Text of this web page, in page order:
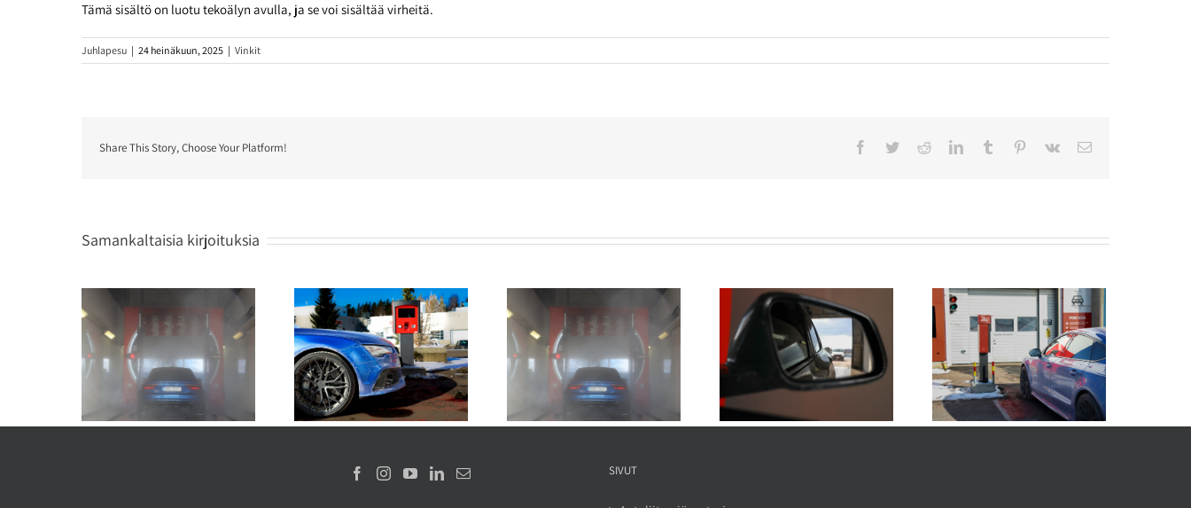
Tämä sisältö on luotu tekoälyn avulla, ja se voi sisältää virheitä.
Juhlapesu | 24 heinäkuun, 2025 | Vinkit
Share This Story, Choose Your Platform! Facebook
TwitterRedditLinkedInTumblr Pinterest
Vk Sähköposti
Samankaltaisia kirjoituksia
Autopesun vaikutus
ajovalojen kirkkauteen
Näin pidät mustan auton
kiiltävänä ympäri vuoden
Autopesu ja sähköautot –
mitä pitää huomioida
Näin vältät vedenjäljet
autossa pesun jälkeen
SIVUT